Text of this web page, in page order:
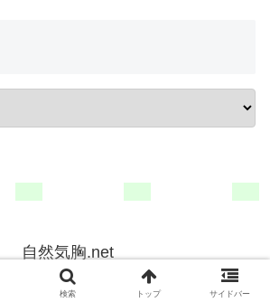
自然気胸.net
© 1993 自然気胸.net.
検索 トップ サイドバー